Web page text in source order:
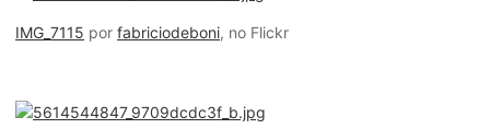
IMG_7115 por fabriciodeboni, no Flickr